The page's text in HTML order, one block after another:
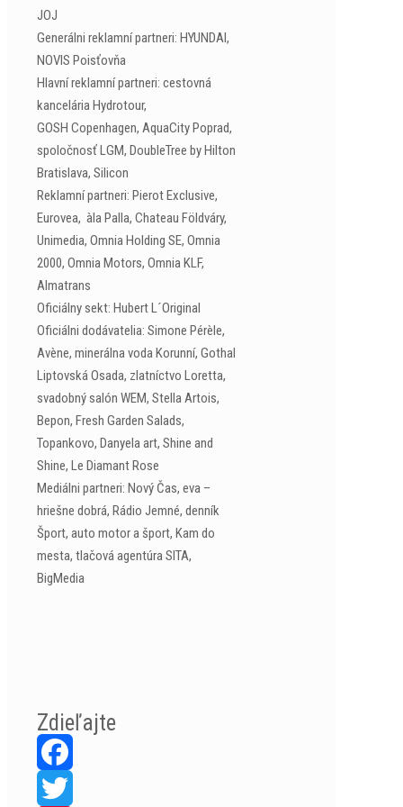
JOJ
Generálni reklamní partneri: HYUNDAI,
NOVIS Poisťovňa
Hlavní reklamní partneri: cestovná
kancelária Hydrotour,
GOSH Copenhagen, AquaCity Poprad,
spoločnosť LGM, DoubleTree by Hilton
Bratislava, Silicon
Reklamní partneri: Pierot Exclusive,
Eurovea, àla Palla, Chateau Földváry,
Unimedia, Omnia Holding SE, Omnia
2000, Omnia Motors, Omnia KLF,
Almatrans
Oficiálny sekt: Hubert L´Original
Oficiálni dodávatelia: Simone Pérèle,
Avène, minerálna voda Korunní, Gothal
Liptovská Osada, zlatníctvo Loretta,
svadobný salón WEM, Stella Artois,
Bepon, Fresh Garden Salads,
Topankovo, Danyela art, Shine and
Shine, Le Diamant Rose
Mediálni partneri: Nový Čas, eva –
hriešne dobrá, Rádio Jemné, denník
Šport, auto motor a šport, Kam do
mesta, tlačová agentúra SITA,
BigMedia
Zdieľajte
Facebook